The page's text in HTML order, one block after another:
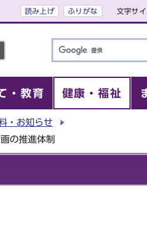
読み上げ ふりがな 文字サ
・教育 健康・福祉
・お知らせ
の推進体制